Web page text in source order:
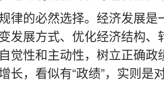
律的必然选择。经济发展
发展方式、优化经济结构
觉性和主动性，树立正确
长，看似有“政绩”，实则